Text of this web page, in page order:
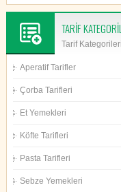
TARİF
Tarif
Aperatif Tarifler
Çorba Tarifleri
Et Yemekleri
Köfte Tarifleri
Pasta Tarifleri
Sebze Yemekleri